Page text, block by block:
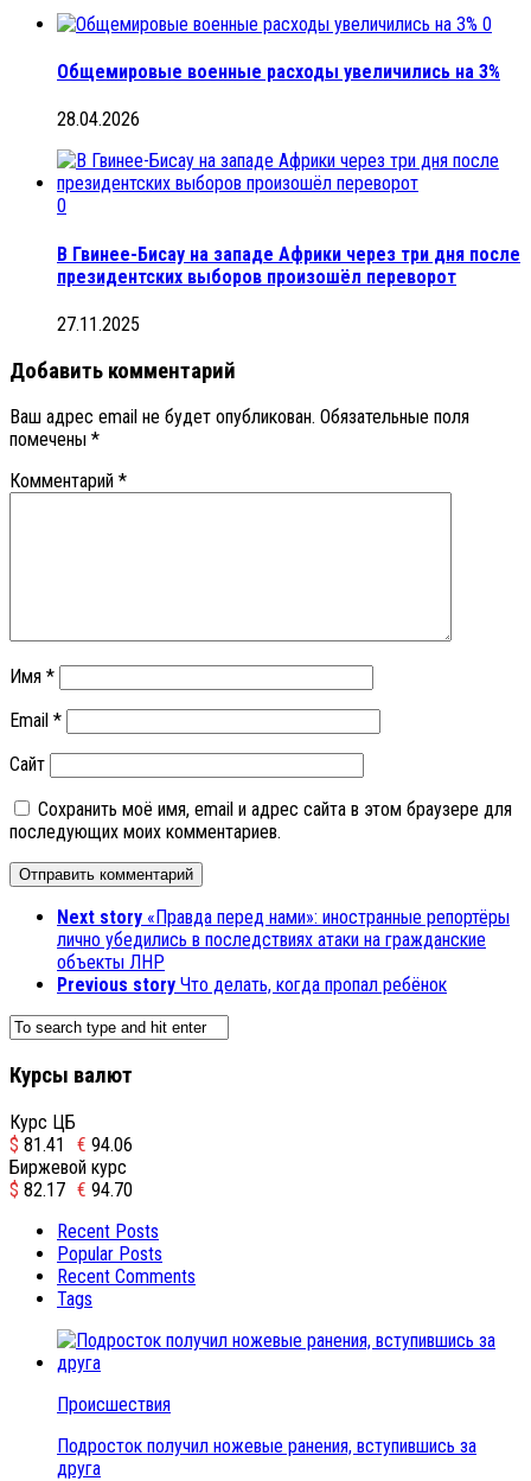
0
Общемировые военные расходы увеличились на 3%
28.04.2026
0
В Гвинее-Бисау на западе Африки через три дня после
президентских выборов произошёл переворот
27.11.2025
Добавить комментарий
Ваш адрес email не будет опубликован. Обязательные поля
помечены *
Комментарий *
Имя *
Email *
Сайт
Сохранить моё имя, email и адрес сайта в этом браузере для
последующих моих комментариев.
Next story «Правда перед нами»: иностранные репортёры
лично убедились в последствиях атаки на гражданские
объекты ЛНР
Previous story Что делать, когда пропал ребёнок
Курсы валют
Курс ЦБ
$ 81.41 € 94.06
Биржевой курс
$ 82.17 € 94.70
Recent Posts
Popular Posts
Recent Comments
Tags
Происшествия
Подросток получил ножевые ранения, вступившись за
друга